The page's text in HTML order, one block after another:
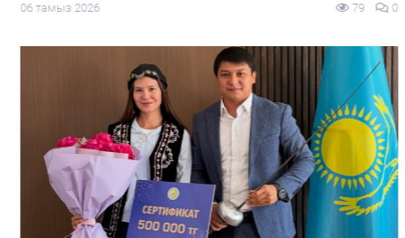
06 тамыз 2026 79 0